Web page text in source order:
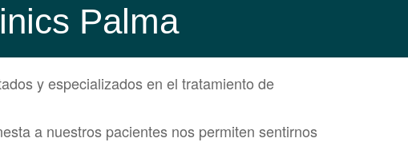
Palma
y especializados en el tratamiento de
a nuestros pacientes nos permiten sentirnos